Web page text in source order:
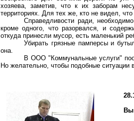
хозяева, заметив, что к их заборам
территориях. Для тех же, кто не видел,
Справедливости ради,
кроме одного, что разорвался, и
откуда принесли мусор, есть маленький
Убирать грязные памперсы и
она.
В ООО "Коммунальные услуги"
Но желательно, чтобы подобные